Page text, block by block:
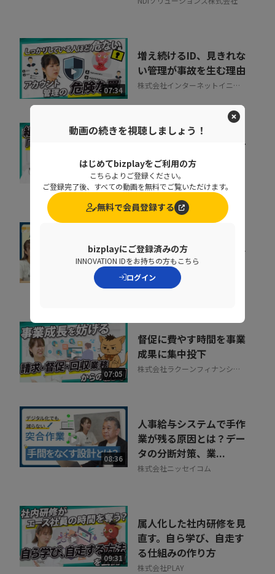
07:34
増え続けるID、見きれな
い管理が事故を生む理由
株式会社インターネットイニシ
07:07
キャリア迷子を防ぐ！組
グ」のヒントとは
株式会社ベネッセコーポレーシ
ョン
10:40
も時間もかけずに売上げ
を即上げする裏技【...
株式会社ラクーンフィナンシャ
07:05
督促に費やす時間を事業
成果に集中投下
株式会社ラクーンフィナンシャ
08:36
人事給与システムで手作
業が残る原因とは？デー
タの分断対策、業...
株式会社ニッセイコム
09:31
属人化した社内研修を見
直す。自ら学び、自走す
る仕組みの作り方
株式会社PLAY
動画の続きを視聴しましょう！
はじめてbizplayをご利用の方
こちらよりご登録ください。
ご登録完了後、すべての動画を無料でご覧いただけます。
無料で会員登録する
bizplayにご登録済みの方
INNOVATION IDをお持ちの方もこちら
ログイン